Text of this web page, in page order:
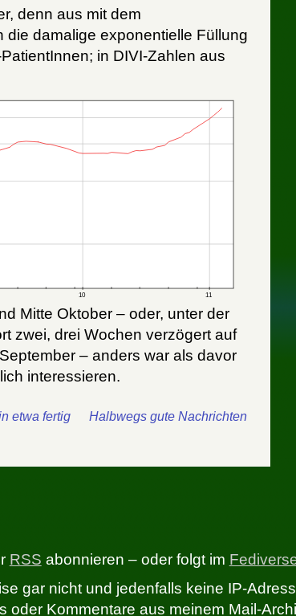
denn aus mit dem
damalige exponentielle Füllung
in DIVI-Zahlen aus
Mitte Oktober – oder, unter der
zwei, drei Wochen verzögert auf
– anders war als davor
interessieren.
etwa fertig
Halbwegs gute Nachrichten
RSS abonnieren – oder folgt im
gar nicht und jedenfalls keine IP-
oder Kommentare aus meinem Mail-